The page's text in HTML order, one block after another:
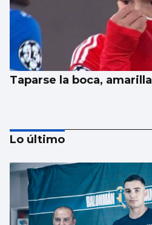
Taparse la boca, amarilla
Lo último